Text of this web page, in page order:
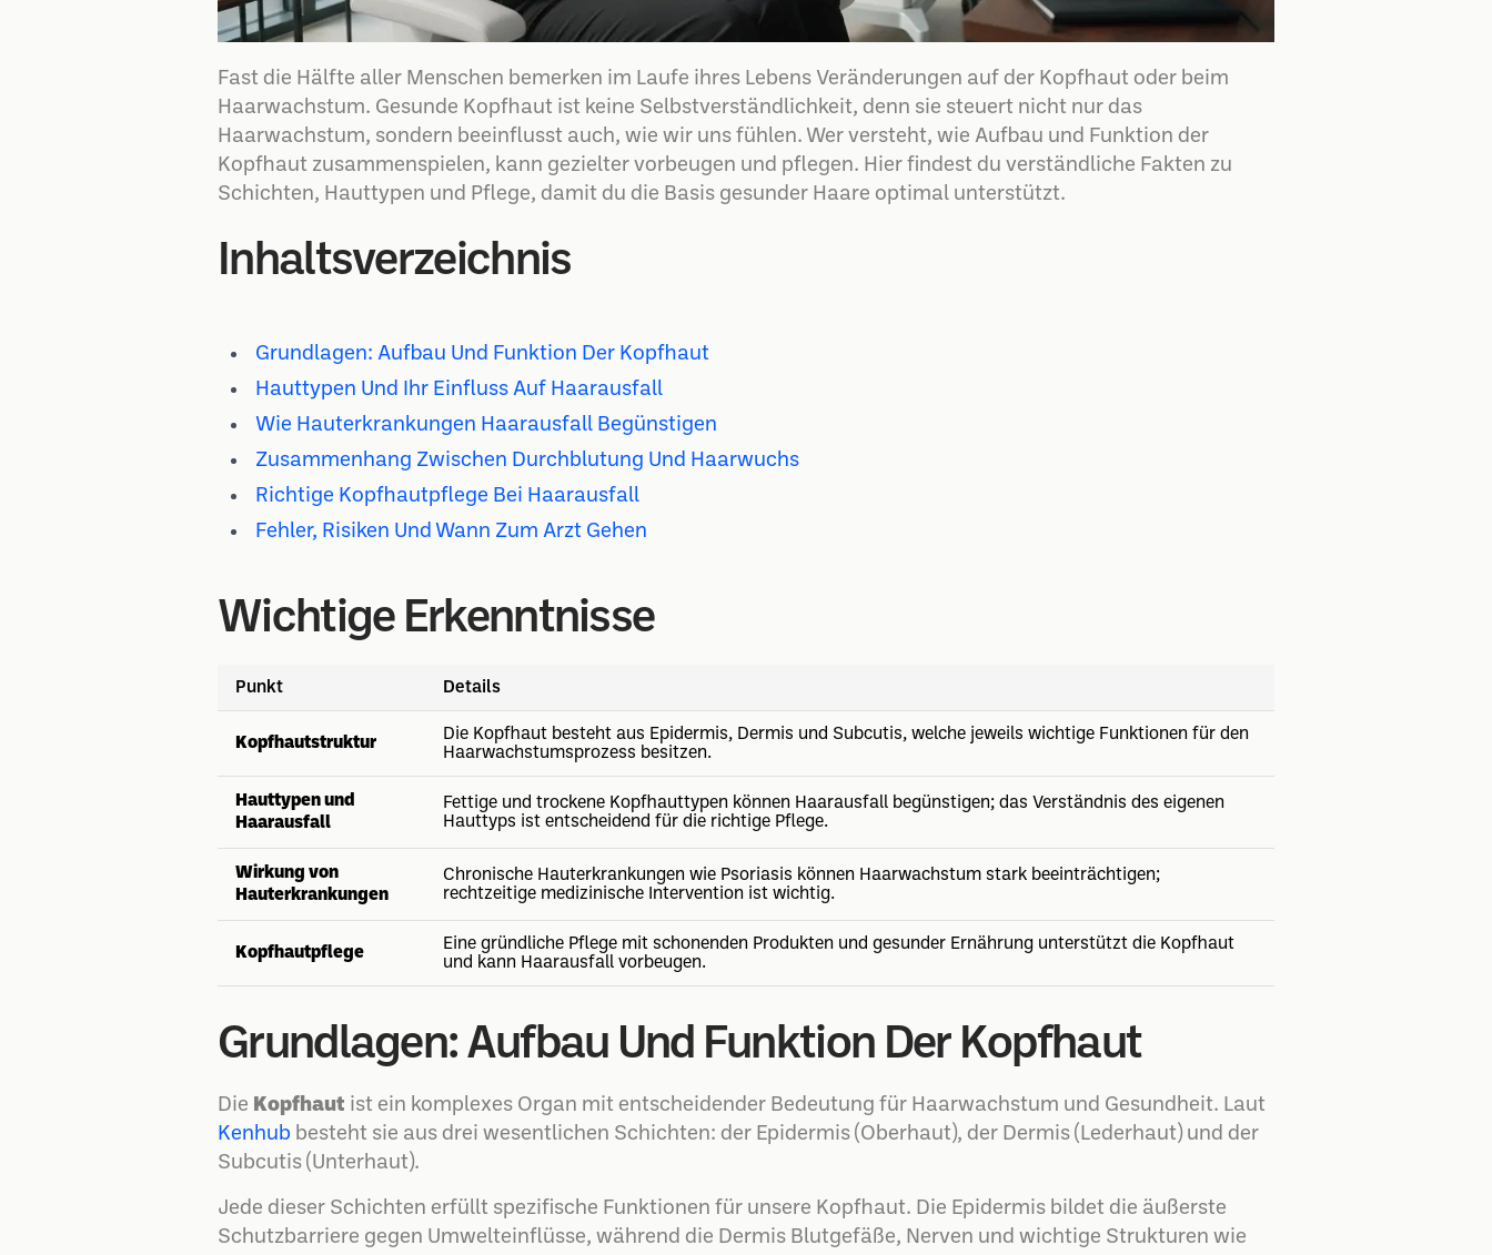
Fast die Hälfte aller Menschen bemerken im Laufe ihres Lebens Veränderungen auf der Kopfhaut oder beim
Haarwachstum. Gesunde Kopfhaut ist keine Selbstverständlichkeit, denn sie steuert nicht nur das
Haarwachstum, sondern beeinflusst auch, wie wir uns fühlen. Wer versteht, wie Aufbau und Funktion der
Kopfhaut zusammenspielen, kann gezielter vorbeugen und pflegen. Hier findest du verständliche Fakten zu
Schichten, Hauttypen und Pflege, damit du die Basis gesunder Haare optimal unterstützt.
Inhaltsverzeichnis
Grundlagen: Aufbau Und Funktion Der Kopfhaut
Hauttypen Und Ihr Einfluss Auf Haarausfall
Wie Hauterkrankungen Haarausfall Begünstigen
Zusammenhang Zwischen Durchblutung Und Haarwuchs
Richtige Kopfhautpflege Bei Haarausfall
Fehler, Risiken Und Wann Zum Arzt Gehen
Wichtige Erkenntnisse
Punkt Details
Kopfhautstruktur
Die Kopfhaut besteht aus Epidermis, Dermis und Subcutis, welche jeweils wichtige Funktionen für den
Haarwachstumsprozess besitzen.
Hauttypen und
Haarausfall
Fettige und trockene Kopfhauttypen können Haarausfall begünstigen; das Verständnis des eigenen
Hauttyps ist entscheidend für die richtige Pflege.
Wirkung von
Hauterkrankungen
Chronische Hauterkrankungen wie Psoriasis können Haarwachstum stark beeinträchtigen;
rechtzeitige medizinische Intervention ist wichtig.
Kopfhautpflege
Eine gründliche Pflege mit schonenden Produkten und gesunder Ernährung unterstützt die Kopfhaut
und kann Haarausfall vorbeugen.
Grundlagen: Aufbau Und Funktion Der Kopfhaut
Die Kopfhaut ist ein komplexes Organ mit entscheidender Bedeutung für Haarwachstum und Gesundheit. Laut
Kenhub besteht sie aus drei wesentlichen Schichten: der Epidermis (Oberhaut), der Dermis (Lederhaut) und der
Subcutis (Unterhaut).
Jede dieser Schichten erfüllt spezifische Funktionen für unsere Kopfhaut. Die Epidermis bildet die äußerste
Schutzbarriere gegen Umwelteinflüsse, während die Dermis Blutgefäße, Nerven und wichtige Strukturen wie